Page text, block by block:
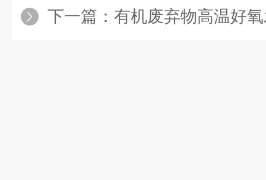
下一篇： 有机废弃物高温好